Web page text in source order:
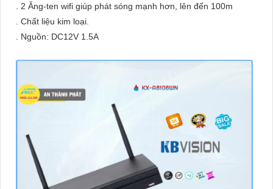
. 2 Ăng-ten wifi giúp phát sóng mạnh hơn, lên đến 100m
. Chất liệu kim loại.
. Nguồn: DC12V 1.5A